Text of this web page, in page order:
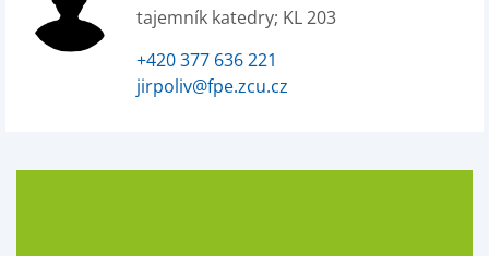
tajemník katedry; KL 203
+420 377 636 221
jirpoliv@fpe.zcu.cz